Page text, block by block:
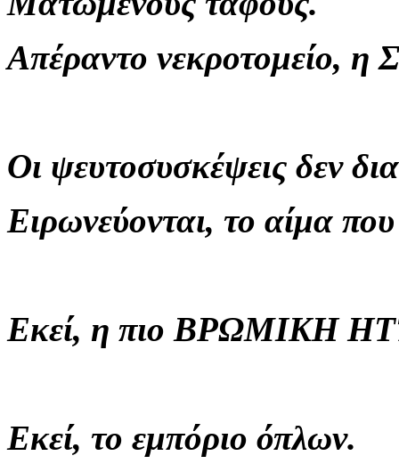
Απέραντο νεκροτομείο, η
Οι ψευτοσυσκέψεις δεν
Ειρωνεύονται, το αίμα
Εκεί, η πιο ΒΡΩΜΙΚΗ
Εκεί, το εμπόριο όπλων.